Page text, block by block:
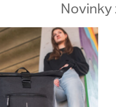
Novinky